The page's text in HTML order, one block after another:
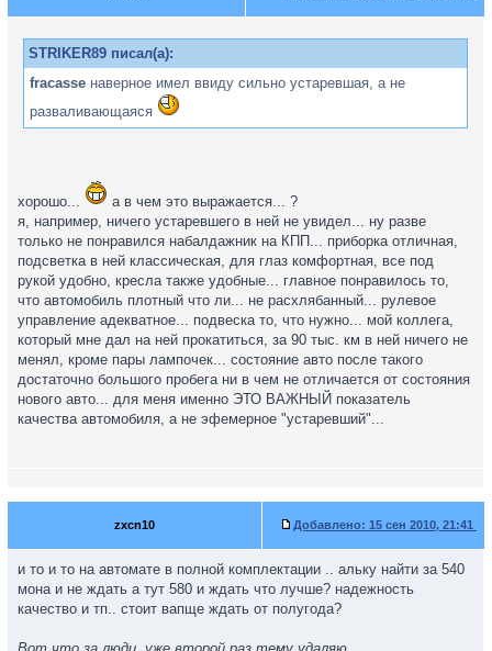
STRIKER89 писал(а):
fracasse наверное имел ввиду сильно устаревшая, а не
разваливающаяся
хорошо...
а в чем это выражается... ?
я, например, ничего устаревшего в ней не увидел... ну разве
только не понравился набалдажник на КПП... приборка отличная,
подсветка в ней классическая, для глаз комфортная, все под
рукой удобно, кресла также удобные... главное понравилось то,
что автомобиль плотный что ли... не расхлябанный... рулевое
управление адекватное... подвеска то, что нужно... мой коллега,
который мне дал на ней прокатиться, за 90 тыс. км в ней ничего не
менял, кроме пары лампочек... состояние авто после такого
достаточно большого пробега ни в чем не отличается от состояния
нового авто... для меня именно ЭТО ВАЖНЫЙ показатель
качества автомобиля, а не эфемерное "устаревший"...
zxcn10 Добавлено: 15 сен 2010, 21:41
и то и то на автомате в полной комплектации .. альку найти за 540
мона и не ждать а тут 580 и ждать что лучше? надежность
качество и тп.. стоит вапще ждать от полугода?